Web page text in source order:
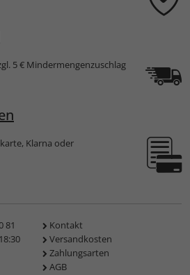
5 € Mindermengenzuschlag
Klarna oder
81
Kontakt
Versandkosten
Zahlungsarten
AGB